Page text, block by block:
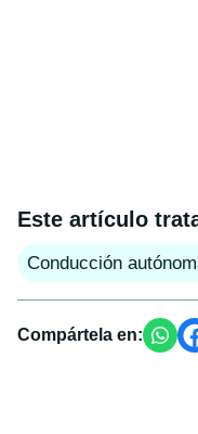
Este artículo
Conducción
Compártela en: